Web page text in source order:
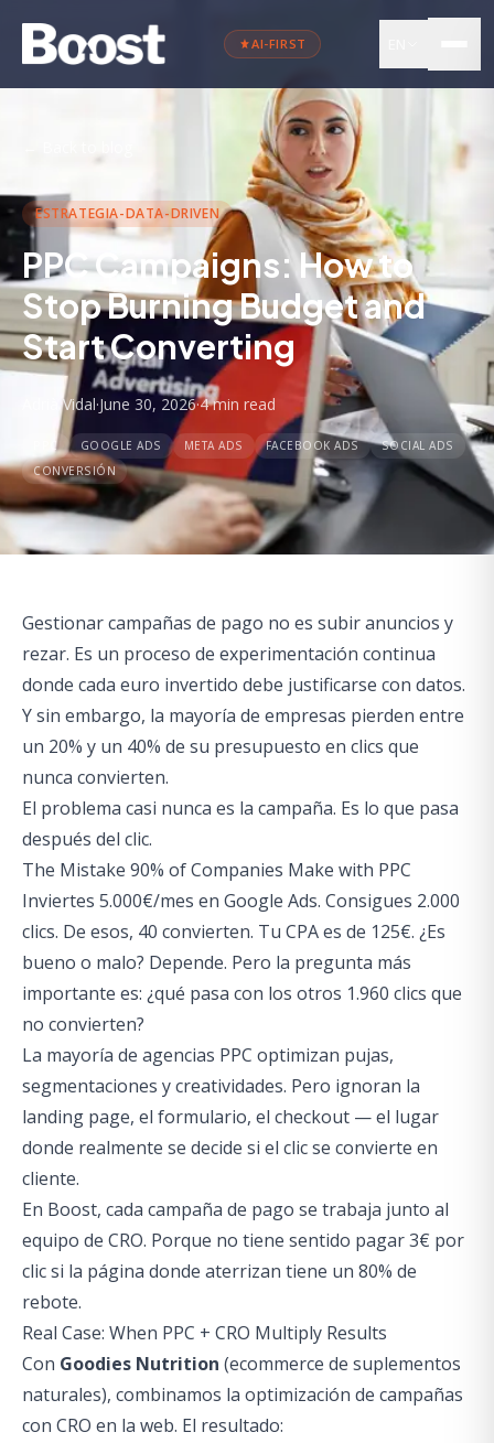
AI-FIRST
ESTRATEGIA-DATA-DRIVEN
PPC Campaigns: How to
Stop Burning Budget and
Start Converting
Adrià Vidal·June 30, 2026·4 min read
PPC GOOGLE ADS META ADS FACEBOOK ADS
SOCIAL ADS
CONVERSIÓN
Gestionar campañas de pago no es subir anuncios y
rezar. Es un proceso de experimentación continua
donde cada euro invertido debe justificarse con datos.
Y sin embargo, la mayoría de empresas pierden entre
un 20% y un 40% de su presupuesto en clics que
nunca convierten.
El problema casi nunca es la campaña. Es lo que pasa
después del clic.
The Mistake 90% of Companies Make with PPC
Inviertes 5.000€/mes en Google Ads. Consigues 2.000
clics. De esos, 40 convierten. Tu CPA es de 125€. ¿Es
bueno o malo? Depende. Pero la pregunta más
importante es: ¿qué pasa con los otros 1.960 clics que
no convierten?
La mayoría de agencias PPC optimizan pujas,
segmentaciones y creatividades. Pero ignoran la
landing page, el formulario, el checkout — el lugar
donde realmente se decide si el clic se convierte en
cliente.
En Boost, cada campaña de pago se trabaja junto al
equipo de CRO. Porque no tiene sentido pagar 3€ por
clic si la página donde aterrizan tiene un 80% de
rebote.
Real Case: When PPC + CRO Multiply Results
Con Goodies Nutrition (ecommerce de suplementos
naturales), combinamos la optimización de campañas
con CRO en la web. El resultado: